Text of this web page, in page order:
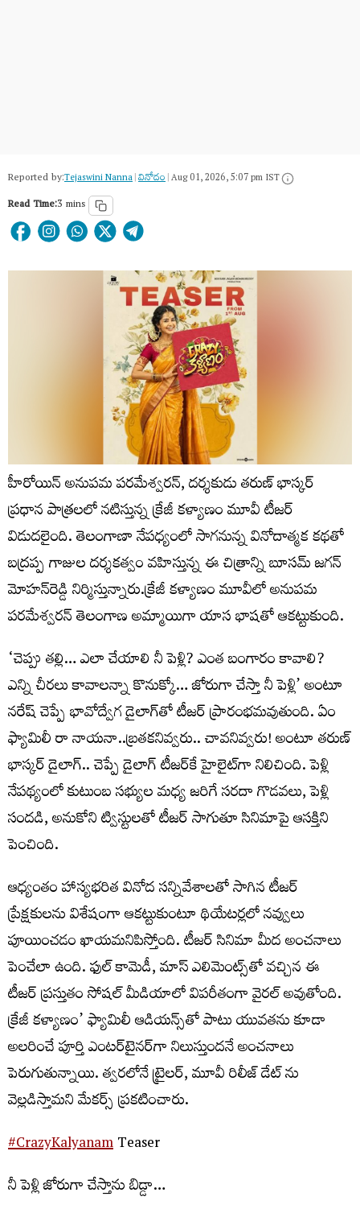
Reported by:Tejaswini Nanna|వినోదం|Aug 01, 2026, 5:07 pm IST
Read Time:3 mins
హీరోయిన్ అనుపమ పరమేశ్వరన్, దర్శకుడు తరుణ్ భాస్కర్
ప్రధాన పాత్రలలో నటిస్తున్న క్రేజీ కళ్యాణం మూవీ టీజర్
విడుదలైంది. తెలంగాణా నేపధ్యంలో సాగనున్న వినోదాత్మక కథతో
బద్రప్ప గాజుల దర్శకత్వం వహిస్తున్న ఈ చిత్రాన్ని బూసమ్ జగన్
మోహన్‌రెడ్డి నిర్మిస్తున్నారు.క్రేజీ కళ్యాణం మూవీలో అనుపమ
పరమేశ్వరన్ తెలంగాణ అమ్మాయిగా యాస భాషతో ఆకట్టుకుంది.
‘చెప్పు తల్లి… ఎలా చేయాలి నీ పెళ్లి? ఎంత బంగారం కావాలి?
ఎన్ని చీరలు కావాలన్నా కొనుక్కో… జోరుగా చేస్తా నీ పెళ్లి’ అంటూ
నరేష్ చెప్పే భావోద్వేగ డైలాగ్‌తో టీజర్ ప్రారంభమవుతుంది. ఏం
ఫ్యామిలీ రా నాయనా..బ్రతకనివ్వరు.. చావనివ్వరు! అంటూ తరుణ్
భాస్కర్ డైలాగ్.. చెప్పే డైలాగ్ టీజర్‌కే హైలైట్‌గా నిలిచింది. పెళ్లి
నేపథ్యంలో కుటుంబ సభ్యుల మధ్య జరిగే సరదా గొడవలు, పెళ్లి
సందడి, అనుకోని ట్విస్టులతో టీజర్ సాగుతూ సినిమాపై ఆసక్తిని
పెంచింది.
ఆధ్యంతం హాస్యభరిత వినోద సన్నివేశాలతో సాగిన టీజర్
ప్రేక్షకులను విశేషంగా ఆకట్టుకుంటూ థియేటర్లలో నవ్వులు
పూయించడం ఖాయమనిపిస్తోంది. టీజర్ సినిమా మీద అంచనాలు
పెంచేలా ఉంది. ఫుల్ కామెడీ, మాస్ ఎలిమెంట్స్‌తో వచ్చిన ఈ
టీజర్ ప్రస్తుతం సోషల్ మీడియాలో విపరీతంగా వైరల్ అవుతోంది.
క్రేజీ కళ్యాణం’ ఫ్యామిలీ ఆడియన్స్‌తో పాటు యువతను కూడా
అలరించే పూర్తి ఎంటర్‌టైనర్‌గా నిలుస్తుందనే అంచనాలు
పెరుగుతున్నాయి. త్వరలోనే ట్రైలర్, మూవీ రిలీజ్ డేట్ ను
వెల్లడిస్తామని మేకర్స్ ప్రకటించారు.
#CrazyKalyanamTeaser
నీ పెళ్లి జోరుగా చేస్తాను బిడ్డా…